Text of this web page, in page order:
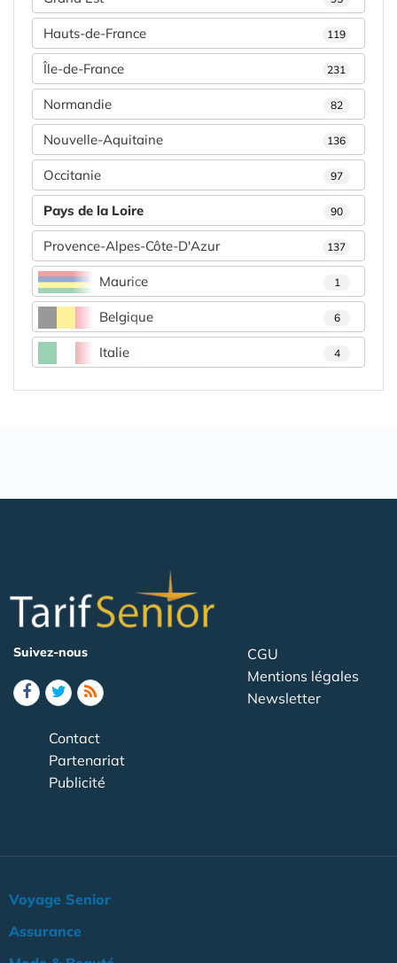
Hauts-de-France 119
Île-de-France 231
Normandie 82
Nouvelle-Aquitaine 136
Occitanie 97
Pays de la Loire 90
Provence-Alpes-Côte-D'Azur 137
Maurice 1
Belgique 6
Italie 4
Suivez-nous
CGU
Mentions légales
Newsletter
Contact
Partenariat
Publicité
Voyage Senior
Assurance